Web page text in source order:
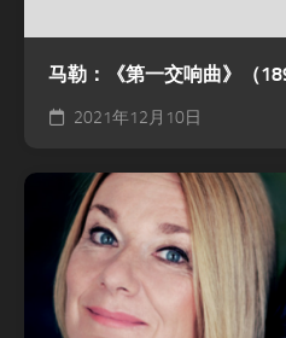
马勒：《第一交响曲》（
2021年12月10日